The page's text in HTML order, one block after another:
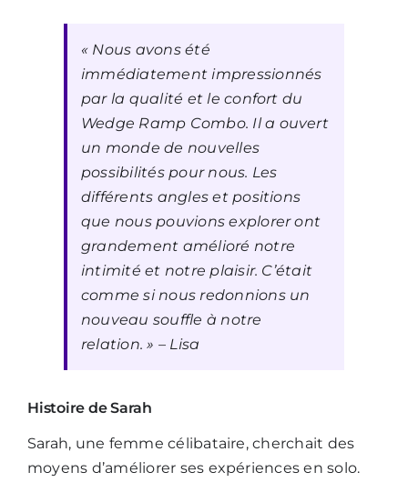
« Nous avons été
immédiatement impressionnés
par la qualité et le confort du
Wedge Ramp Combo. Il a ouvert
un monde de nouvelles
possibilités pour nous. Les
différents angles et positions
que nous pouvions explorer ont
grandement amélioré notre
intimité et notre plaisir. C’était
comme si nous redonnions un
nouveau souffle à notre
relation. » – Lisa
Histoire de Sarah
Sarah, une femme célibataire, cherchait des
moyens d’améliorer ses expériences en solo.